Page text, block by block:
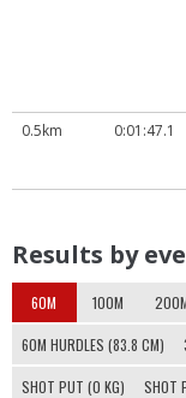
0.5km
0:01:47.1
Results by
60M 100M
60M HURDLES (83.8 CM)
SHOT PUT (0 KG) SHOT